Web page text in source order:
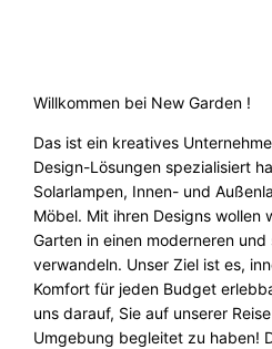
Willkommen bei New Garden !
Das ist ein kreatives
Design-Lösungen spezialisiert
Solarlampen, Innen- und
Möbel. Mit ihren Designs wollen
Garten in einen moderneren
verwandeln. Unser Ziel ist es,
Komfort für jeden Budget
uns darauf, Sie auf unserer
Umgebung begleitet zu haben!